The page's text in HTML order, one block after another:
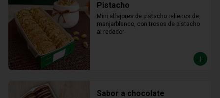
Pistacho
Mini alfajores de pistacho rellenos de
manjarblanco, con trosos de pistacho
al rededor
Sabor a chocolate